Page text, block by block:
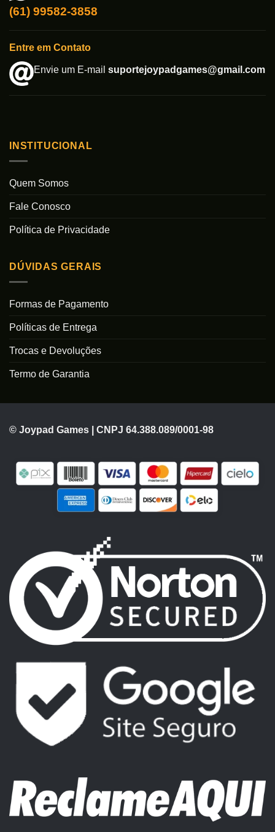
(61) 99582-3858
Entre em Contato
Envie um E-mail suportejoypadgames@gmail.com
INSTITUCIONAL
Quem Somos
Fale Conosco
Política de Privacidade
DÚVIDAS GERAIS
Formas de Pagamento
Políticas de Entrega
Trocas e Devoluções
Termo de Garantia
© Joypad Games | CNPJ 64.388.089/0001-98